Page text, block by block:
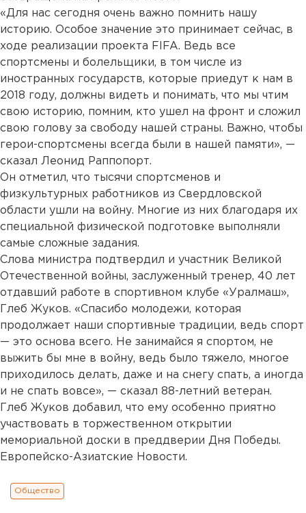
«Для нас сегодня очень важно помнить нашу
историю. Особое значение это принимает сейчас, в
ходе реализации проекта FIFA. Ведь все
спортсмены и болельщики, в том числе из
иностранных государств, которые приедут к нам в
2018 году, должны видеть и понимать, что мы чтим
свою историю, помним, кто ушел на фронт и сложил
свою голову за свободу нашей страны. Важно, чтобы
герои-спортсмены всегда были в нашей памяти», —
сказал Леонид Раппопорт.
Он отметил, что тысячи спортсменов и
физкультурных работников из Свердловской
области ушли на войну. Многие из них благодаря их
специальной физической подготовке выполняли
самые сложные задания.
Слова министра подтвердил и участник Великой
Отечественной войны, заслуженный тренер, 40 лет
отдавший работе в спортивном клубе «Уралмаш»,
Глеб Жуков. «Спасибо молодежи, которая
продолжает наши спортивные традиции, ведь спорт
— это основа всего. Не занимайся я спортом, не
выжить бы мне в войну, ведь было тяжело, многое
приходилось делать, даже и на снегу спать, а иногда
и не спать вовсе», — сказал 88-летний ветеран.
Глеб Жуков добавил, что ему особенно приятно
участвовать в торжественном открытии
мемориальной доски в преддверии Дня Победы.
Европейско-Азиатские Новости.
Общество